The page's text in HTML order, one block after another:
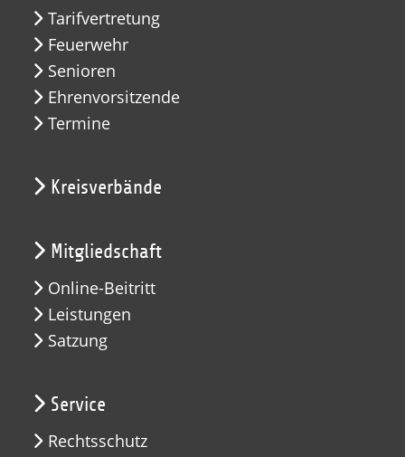
Tarifvertretung
Feuerwehr
Senioren
Ehrenvorsitzende
Termine
Kreisverbände
Mitgliedschaft
Online-Beitritt
Leistungen
Satzung
Service
Rechtsschutz